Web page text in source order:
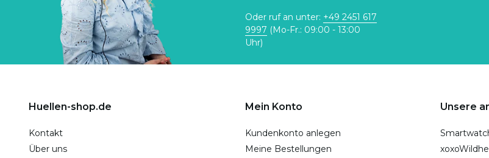
Oder ruf an unter: +49 2451 617
9997 (Mo-Fr.: 09:00 - 13:00
Uhr)
Huellen-shop.de
Kontakt
Über uns
Mein Konto
Kundenkonto anlegen
Meine Bestellungen
Unsere